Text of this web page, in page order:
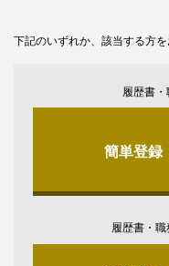
下記のいずれか、該当する方を
履歴書
簡単登録
履歴書・